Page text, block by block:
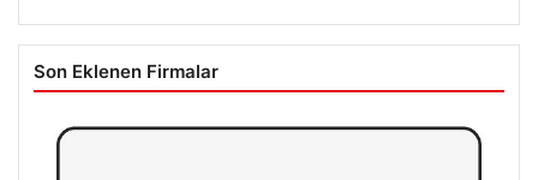
Son Eklenen Firmalar